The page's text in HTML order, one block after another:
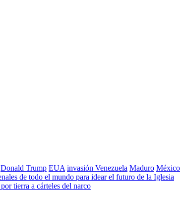
Donald Trump EUA invasión Venezuela Maduro México
de todo el mundo para idear el futuro de la Iglesia
tierra a cárteles del narco